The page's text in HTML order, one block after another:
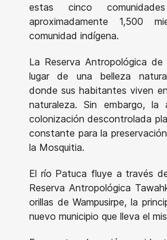
estas cinco
aproximadamente 1,500
comunidad indígena.
La Reserva Antropológica de
lugar de una belleza
donde sus habitantes viven
naturaleza. Sin embargo, la
colonización descontrolada
constante para la
la Mosquitia.
El río Patuca fluye a través
Reserva Antropológica
orillas de Wampusirpe, la
nuevo municipio que lleva el